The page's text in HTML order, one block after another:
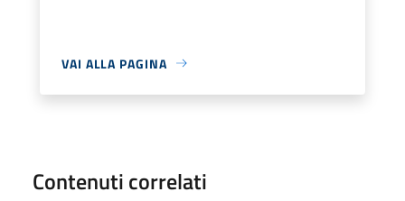
VAI ALLA PAGINA
Contenuti correlati